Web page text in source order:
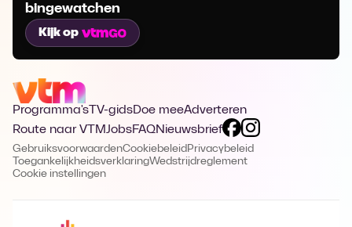
bingewatchen
Kijk op
Programma's TV-gidsDoe meeAdverteren
Route naar VTMJobsFAQNieuwsbrief
GebruiksvoorwaardenCookiebeleid Privacybeleid
ToegankelijkheidsverklaringWedstrijdreglement
Cookie instellingen